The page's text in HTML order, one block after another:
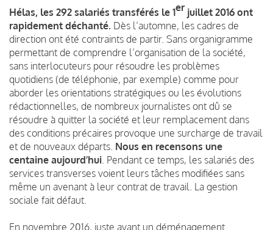
Hélas, les 292 salariés transférés le 1er juillet 2016 ont
rapidement déchanté. Dès l’automne, les cadres de
direction ont été contraints de partir. Sans organigramme
permettant de comprendre l’organisation de la société,
sans interlocuteurs pour résoudre les problèmes
quotidiens (de téléphonie, par exemple) comme pour
aborder les orientations stratégiques ou les évolutions
rédactionnelles, de nombreux journalistes ont dû se
résoudre à quitter la société et leur remplacement dans
des conditions précaires provoque une surcharge de travail
et de nouveaux départs. Nous en recensons une
centaine aujourd’hui . Pendant ce temps, les salariés des
services transverses voient leurs tâches modifiées sans
même un avenant à leur contrat de travail. La gestion
sociale fait défaut.
En novembre 2016, juste avant un déménagement